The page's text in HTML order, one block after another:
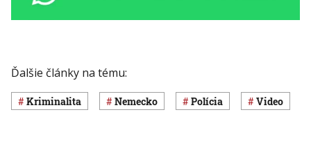
Ďalšie články na tému:
Kriminalita Nemecko polícia Video